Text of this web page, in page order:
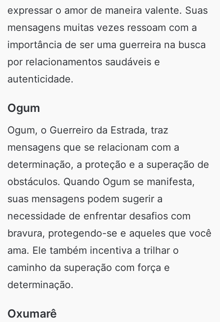
expressar o amor de maneira valente. Suas
mensagens muitas vezes ressoam com a
importância de ser uma guerreira na busca
por relacionamentos saudáveis e
autenticidade.
Ogum
Ogum, o Guerreiro da Estrada, traz
mensagens que se relacionam com a
determinação, a proteção e a superação de
obstáculos. Quando Ogum se manifesta,
suas mensagens podem sugerir a
necessidade de enfrentar desafios com
bravura, protegendo-se e aqueles que você
ama. Ele também incentiva a trilhar o
caminho da superação com força e
determinação.
Oxumarê